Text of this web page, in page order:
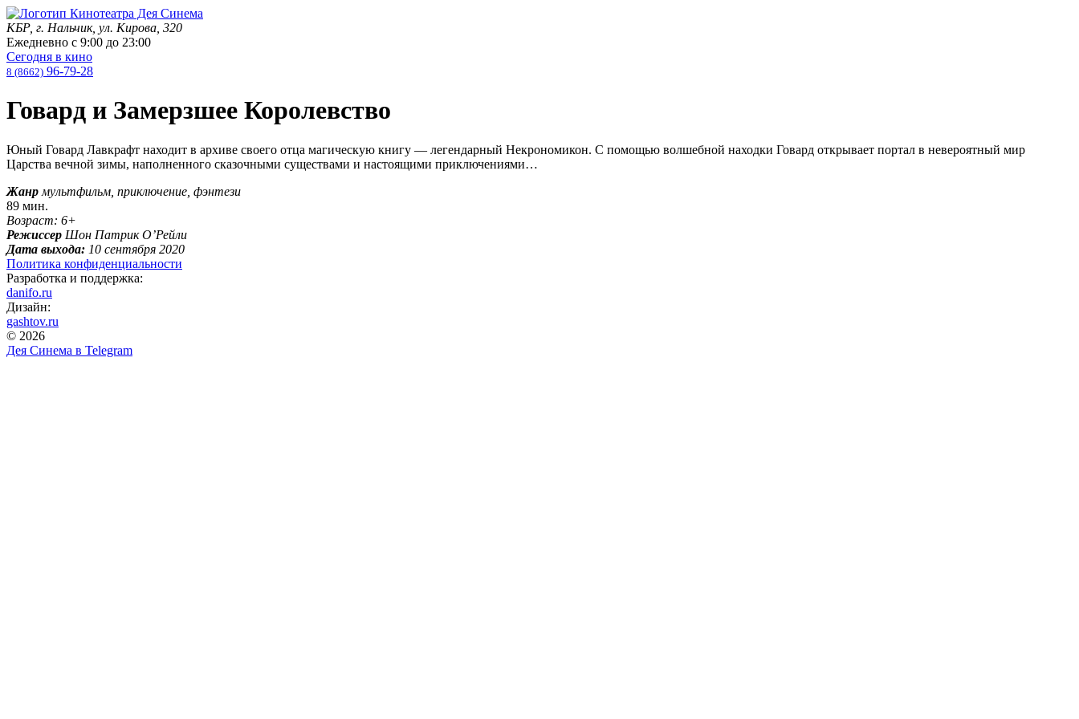
КБР, г. Нальчик, ул. Кирова, 320
Ежедневно с 9:00 до 23:00
Сегодня в кино
8 (8662) 96-79-28
Говард и Замерзшее Королевство
Юный Говард Лавкрафт находит в архиве своего отца магическую книгу — легендарный Некрономикон. С помощью волшебной находки Говард открывает портал в невероятный мир
Царства вечной зимы, наполненного сказочными существами и настоящими приключениями…
Жанр мультфильм, приключение, фэнтези
89 мин.
Возраст: 6+
Режиссер Шон Патрик О’Рейли
Дата выхода: 10 сентября 2020
Политика конфиденциальности
Разработка и поддержка:
danifo.ru
Дизайн:
gashtov.ru
© 2026
Дея Синема в Telegram